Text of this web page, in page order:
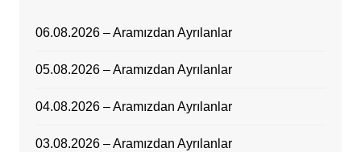
06.08.2026 – Aramızdan Ayrılanlar
05.08.2026 – Aramızdan Ayrılanlar
04.08.2026 – Aramızdan Ayrılanlar
03.08.2026 – Aramızdan Ayrılanlar